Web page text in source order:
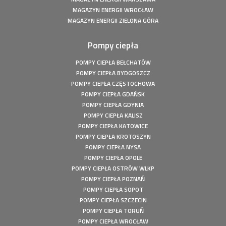
fotowoltaiczna o mocy: 9,86 kWp
Fotowoltaika z magazynem energii - Gorzów Śląski -
Fotowoltaika Czersk Koszaliński- Instalacja fotowoltaiczna
Fotowoltaika z magazynem energii - Szczecin - Instalacja
fotowoltaiczna o mocy: 6,1 kWp
Fotowoltaika z magazynem energii - Wołuszewo -
Instalacja fotowoltaiczna o mocy: 9,81 kWp
Fotowoltaika Gorzów Śląski - Instalacja fotowoltaiczna o
Fotowoltaika z magazynem energii - Borek - Instalacja
fotowoltaiczna o mocy: 7,77 kWp
Fotowoltaika z magazynem energii - Secemin - Instalacja
fotowoltaiczna o mocy: 4,5 kWp
Fotowoltaika Wola Droszewska - Instalacja fotowoltaiczna
Fotowoltaika Aquapark Kalisz - Instalacja fotowoltaiczna o
Fotowoltaika Bełchatów - Instalacja fotowoltaiczna o
MAGAZYN ENERGII WROCŁAW
MAGAZYN ENERGII ZIELONA GÓRA
Pompy ciepła
POMPY CIEPŁA BEŁCHATÓW
POMPY CIEPŁA BYDGOSZCZ
POMPY CIEPŁA CZĘSTOCHOWA
POMPY CIEPŁA GDAŃSK
POMPY CIEPŁA GDYNIA
POMPY CIEPŁA KALISZ
POMPY CIEPŁA KATOWICE
POMPY CIEPŁA KROTOSZYN
POMPY CIEPŁA NYSA
POMPY CIEPŁA OPOLE
POMPY CIEPŁA OSTRÓW WLKP
POMPY CIEPŁA POZNAŃ
POMPY CIEPŁA SOPOT
POMPY CIEPŁA SZCZECIN
POMPY CIEPŁA TORUŃ
POMPY CIEPŁA WROCŁAW